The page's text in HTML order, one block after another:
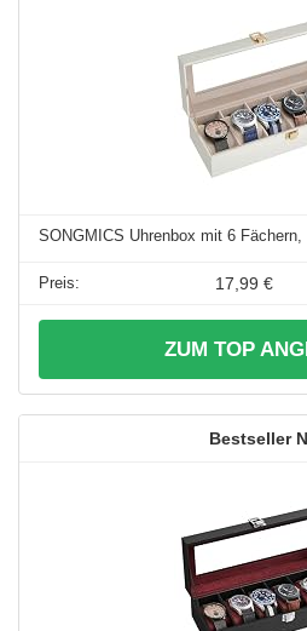
SONGMICS Uhrenbox mit 6
17,99 €
ZUM TOP